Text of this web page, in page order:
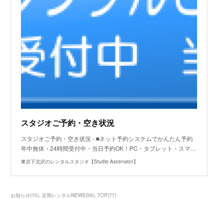
スタジオご予約・空き状況
スタジオご予約・空き状況 - ■ネット予約システムでかんたん予約
年中無休・24時間受付中・当日予約OK！PC・タブレット・スマ…
東京下北沢のレンタルスタジオ【Studio Ascension】
お知らせ(70) 定期レンタルNEWS(56) TOP(77)